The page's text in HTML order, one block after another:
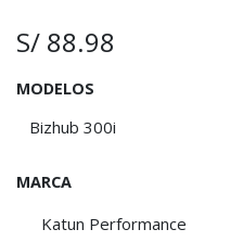
S/ 88.98
MODELOS
MARCA
Katun Performance